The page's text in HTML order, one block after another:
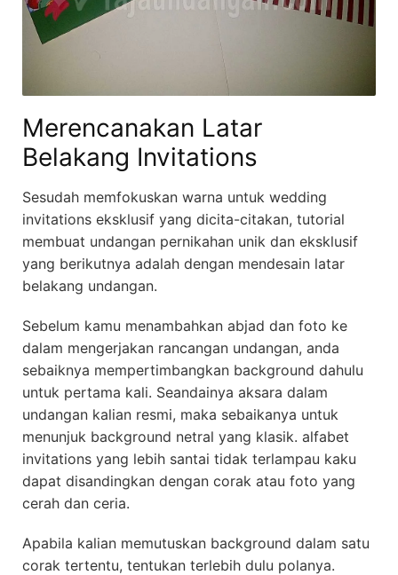
Merencanakan Latar
Belakang Invitations
Sesudah memfokuskan warna untuk wedding
invitations eksklusif yang dicita-citakan, tutorial
membuat undangan pernikahan unik dan eksklusif
yang berikutnya adalah dengan mendesain latar
belakang undangan.
Sebelum kamu menambahkan abjad dan foto ke
dalam mengerjakan rancangan undangan, anda
sebaiknya mempertimbangkan background dahulu
untuk pertama kali. Seandainya aksara dalam
undangan kalian resmi, maka sebaikanya untuk
menunjuk background netral yang klasik. alfabet
invitations yang lebih santai tidak terlampau kaku
dapat disandingkan dengan corak atau foto yang
cerah dan ceria.
Apabila kalian memutuskan background dalam satu
corak tertentu, tentukan terlebih dulu polanya.